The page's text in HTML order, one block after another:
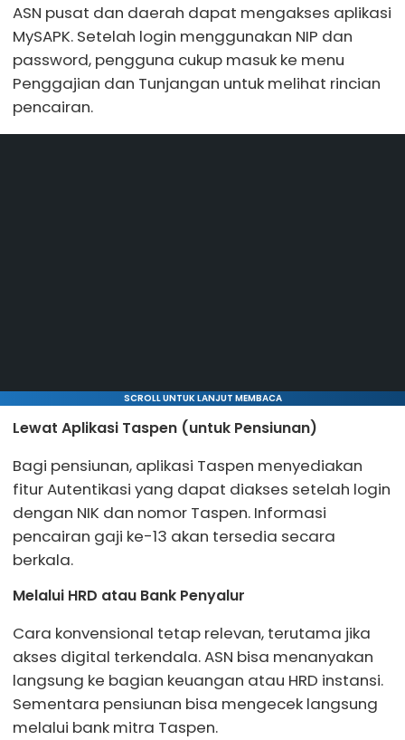
ASN pusat dan daerah dapat mengakses aplikasi
MySAPK. Setelah login menggunakan NIP dan
password, pengguna cukup masuk ke menu
Penggajian dan Tunjangan untuk melihat rincian
pencairan.
SCROLL UNTUK LANJUT MEMBACA
Lewat Aplikasi Taspen (untuk Pensiunan)
Bagi pensiunan, aplikasi Taspen menyediakan
fitur Autentikasi yang dapat diakses setelah login
dengan NIK dan nomor Taspen. Informasi
pencairan gaji ke-13 akan tersedia secara
berkala.
Melalui HRD atau Bank Penyalur
Cara konvensional tetap relevan, terutama jika
akses digital terkendala. ASN bisa menanyakan
langsung ke bagian keuangan atau HRD instansi.
Sementara pensiunan bisa mengecek langsung
melalui bank mitra Taspen.